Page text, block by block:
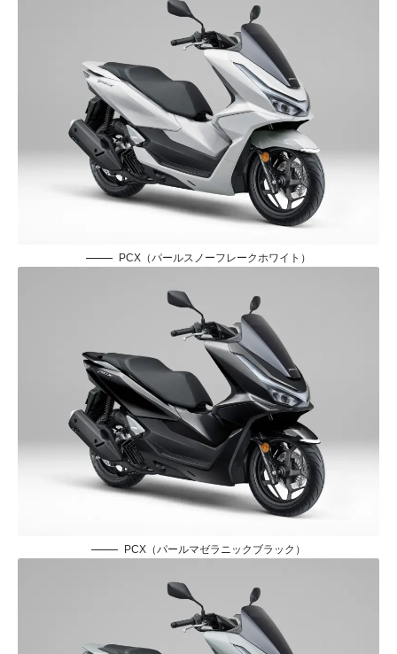
PCX（パールスノーフレークホワイト）
PCX（パールマゼラニックブラック）